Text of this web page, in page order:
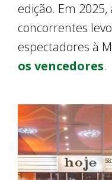
edição. Em 2025,
concorrentes
espectadores à
os vencedores.